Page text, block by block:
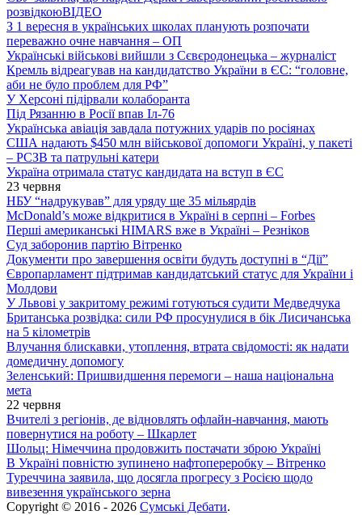
розвідкоюВІДЕО
З 1 вересня в українських школах планують розпочати
переважно очне навчання – ОП
Українські військові вийшли з Сєвєродонецька – журналіст
Кремль відреагував на кандидатство України в ЄС: “головне,
аби не було проблем для РФ”
У Херсоні підірвали колаборанта
Під Рязанню в Росії впав Іл-76
Українська авіація завдала потужних ударів по росіянах
США надають $450 млн військової допомоги Україні, у пакеті
– РСЗВ та патрульні катери
Україна отримала статус кандидата на вступ в ЄС
23 червня
НБУ “надрукував” для уряду ще 35 мільярдів
McDonald’s може відкритися в Україні в серпні – Forbes
Перші американські HIMARS вже в Україні – Резніков
Суд заборонив партію Вітренко
Документи про завершення освіти будуть доступні в “Дії”
Європарламент підтримав кандидатський статус для України і
Молдови
У Львові у закритому режимі готуються судити Медведчука
Британська розвідка: сили РФ просунулися в бік Лисичанська
на 5 кілометрів
Влучання блискавки, утоплення, втрата свідомості: як надати
домедичну допомогу
Зеленський: Пришвидшення перемоги – наша національна
мета
22 червня
Вчителі з регіонів, де відновлять офлайн-навчання, мають
повернутися на роботу – Шкарлет
Шольц: Німеччина продовжить постачати зброю Україні
В Україні повністю зупинено нафтопереробку – Вітренко
Туреччина заявила, що досягла прогресу з Росією щодо
вивезення українського зерна
Copyright © 2016 - 2026 Сумські Дебати.